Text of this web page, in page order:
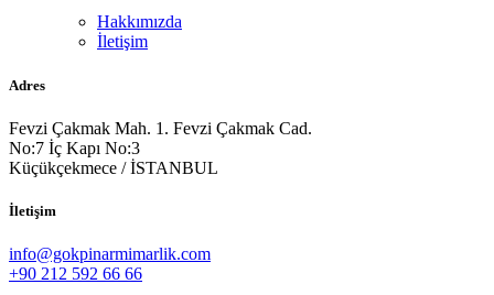
Hakkımızda
İletişim
Adres
Fevzi Çakmak Mah. 1. Fevzi Çakmak Cad.
No:7 İç Kapı No:3
Küçükçekmece / İSTANBUL
İletişim
info@gokpinarmimarlik.com
+90 212 592 66 66